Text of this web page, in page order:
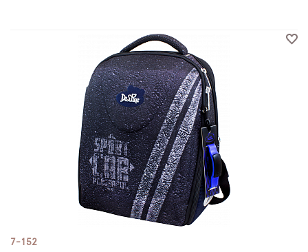
7-152